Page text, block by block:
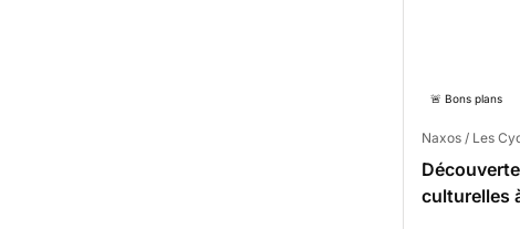
🚨 Bons plans
Naxos / Les
culturelles